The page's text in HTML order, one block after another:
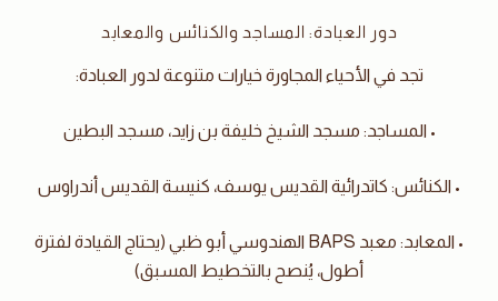
دور العبادة: المساجد والكنائس والمعابد
تجد في الأحياء المجاورة خيارات متنوعة لدور العبادة:
• المساجد: مسجد الشيخ خليفة بن زايد، مسجد البطين
• الكنائس: كاتدرائية القديس يوسف، كنيسة القديس أندراوس
• المعابد: معبد BAPS الهندوسي أبو ظبي (يحتاج القيادة لفترة
أطول، يُنصح بالتخطيط المسبق)